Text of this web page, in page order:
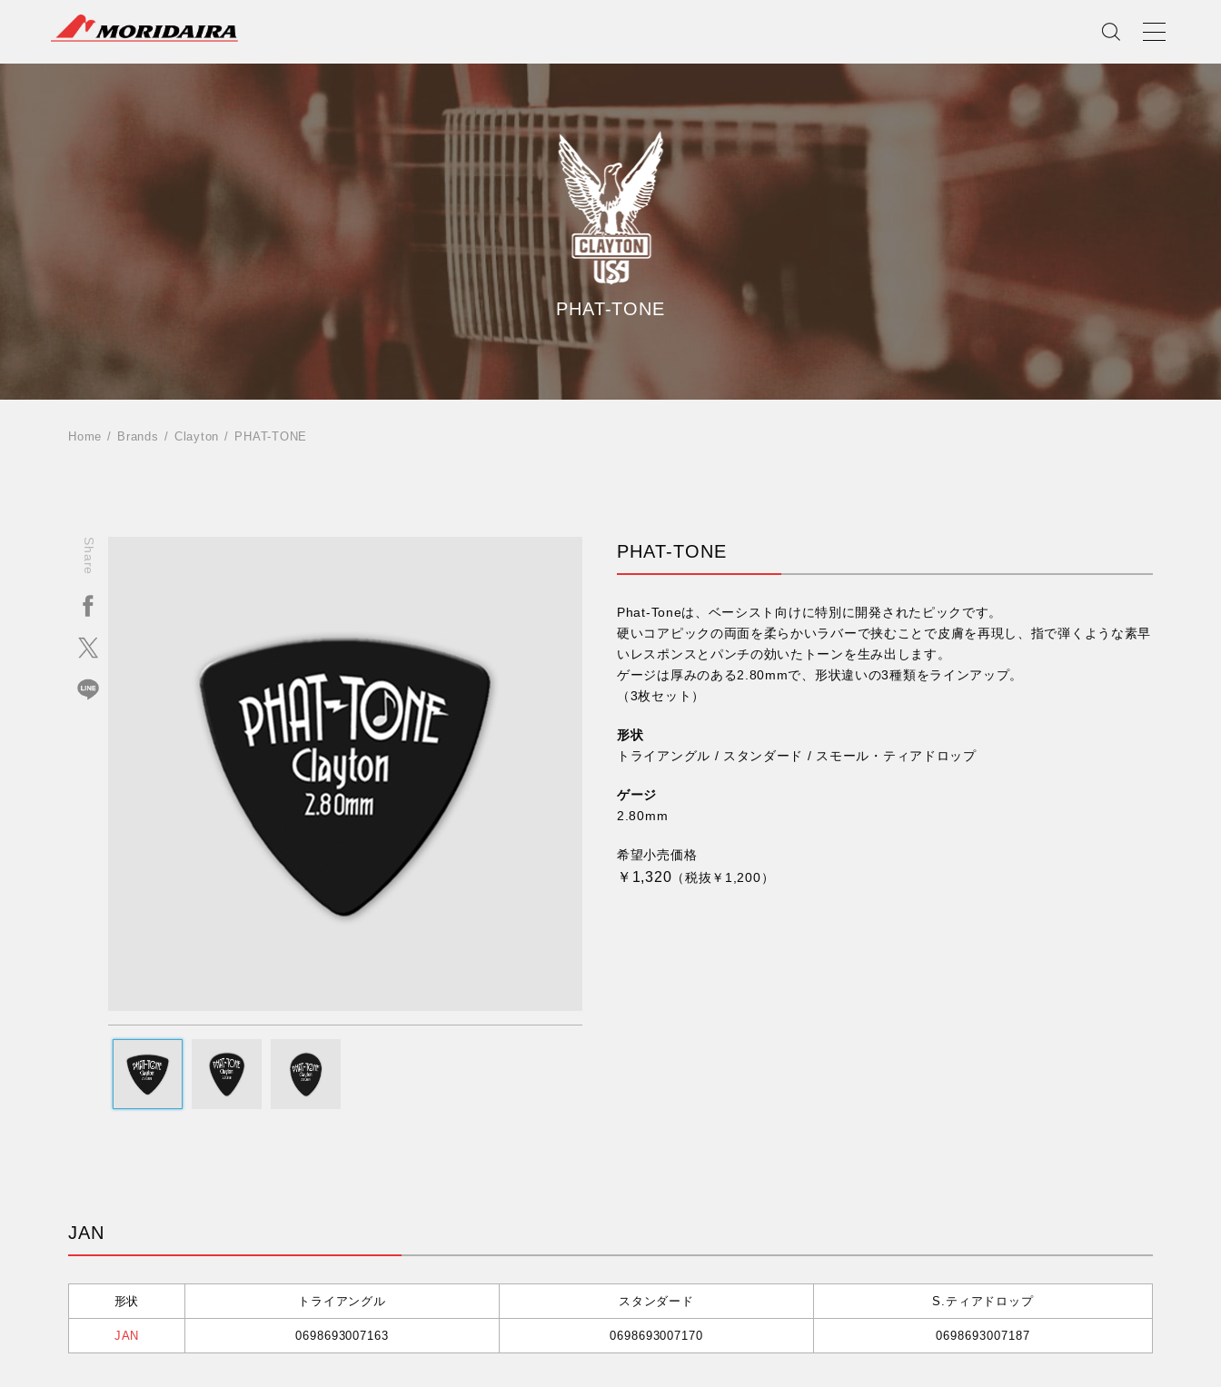
PHAT-TONE
Home Brands Clayton PHAT-TONE
Share PHAT-TONE
Phat-Toneは、ベーシスト向けに特別に開発されたピックです。
硬いコアピックの両面を柔らかいラバーで挟むことで皮膚を再現し、指で弾くような素早
いレスポンスとパンチの効いたトーンを生み出します。
ゲージは厚みのある2.80mmで、形状違いの3種類をラインアップ。
（3枚セット）
形状
トライアングル / スタンダード / スモール・ティアドロップ
ゲージ
2.80mm
希望小売価格
￥1,320 （税抜￥1,200）
JAN
形状 トライアングル スタンダード S.ティアドロップ
JAN 0698693007163 0698693007170 0698693007187